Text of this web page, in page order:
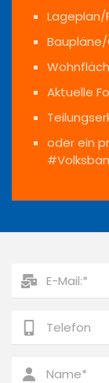
Lageplan/
Aktuelle
oder ein